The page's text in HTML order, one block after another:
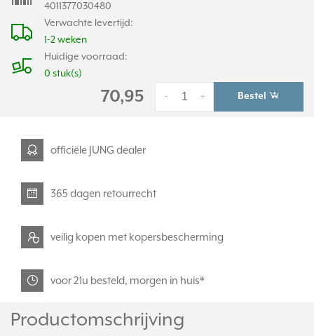
Verwachte levertijd:
1-2 weken
Huidige voorraad:
0 stuk(s)
4011377030480
70,95 +
- Bestel
officiële JUNG dealer
365 dagen retourrecht
veilig kopen met kopersbescherming
voor 21u besteld, morgen in huis*
Productomschrijving